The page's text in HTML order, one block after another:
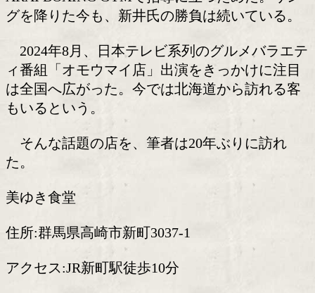
現在、暖簾を守るのは元日本スーパー
継ぎ、5年前に3代目店主に就任した。
店に立ち続け、3年前には店舗も建て替
営業時間は、11時から13時45分ラス
ーのランチ営業のみ。理由は、夕方か
ARAI BOXING GYMで指導に立つため
グを降りた今も、新井氏の勝負は続い
2024年8月、日本テレビ系列のグルメ
ィ番組「オモウマイ店」出演をきっか
は全国へ広がった。今では北海道から